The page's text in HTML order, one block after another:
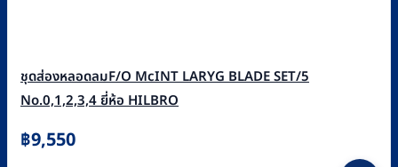
ชุดส่องหลอดลมF/O McINT LARYG BLADE SET/5
No.0,1,2,3,4 ยี่ห้อ HILBRO
฿9,550